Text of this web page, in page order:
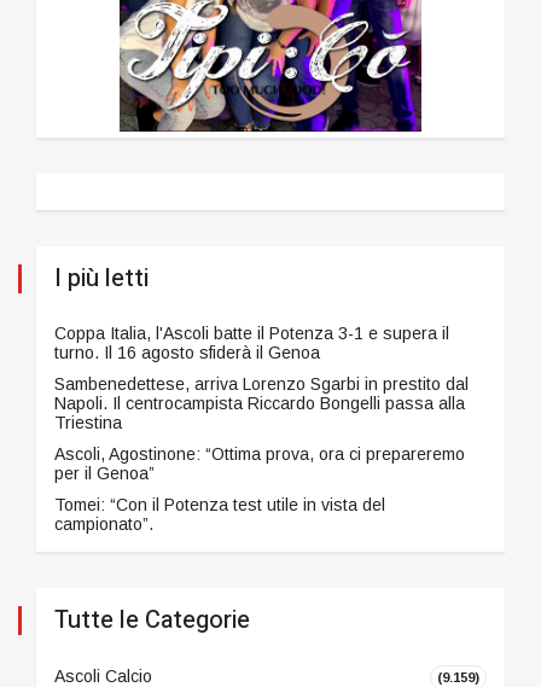
I più letti
Coppa Italia, l'Ascoli batte il Potenza 3-1 e supera il
turno. Il 16 agosto sfiderà il Genoa
Sambenedettese, arriva Lorenzo Sgarbi in prestito dal
Napoli. Il centrocampista Riccardo Bongelli passa alla
Triestina
Ascoli, Agostinone: “Ottima prova, ora ci prepareremo
per il Genoa”
Tomei: “Con il Potenza test utile in vista del
campionato”.
Tutte le Categorie
Ascoli Calcio (9.159)